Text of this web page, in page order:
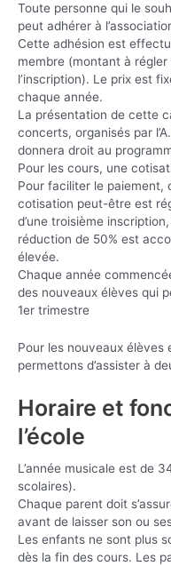
Toute personne qui le
peut adhérer à
Cette adhésion est
membre (montant à
l’inscription). Le prix est
chaque année.
La présentation de cette
concerts, organisés par
donnera droit au
Pour les cours, une
Pour faciliter le paiement,
cotisation peut-être est
d’une troisième
réduction de 50% est
élevée.
Chaque année
des nouveaux élèves qui
1er trimestre
Pour les nouveaux élèves
permettons d’assister à
Horaire et
l’école
L’année musicale est de
scolaires).
Chaque parent doit
avant de laisser son ou
Les enfants ne sont plus
dès la fin des cours. Les